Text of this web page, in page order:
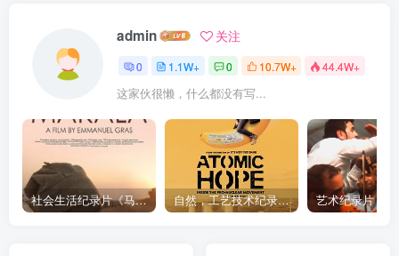
admin 关注
0 1.1W+ 0 10.7W+ 44.4W+
这家伙很懒，什么都没有写...
社会生活纪录片《马加拉 Makala》下载 自然，工艺技术纪录片《原子能的希望 Atomic Hope – Inside the Pro-Nuclear Movement》下载